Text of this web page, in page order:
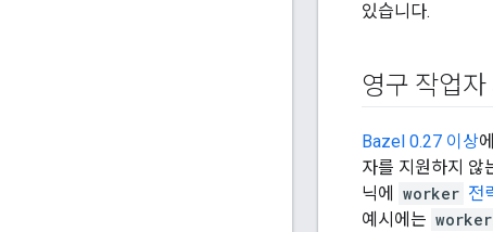
있습니다.
영구 작업자
Bazel 0.27 이상
자를 지원하지 않
닉에
worker 전
예시에는 worker